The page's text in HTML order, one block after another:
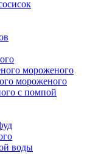
мороженого
мороженого
с помпой
воды